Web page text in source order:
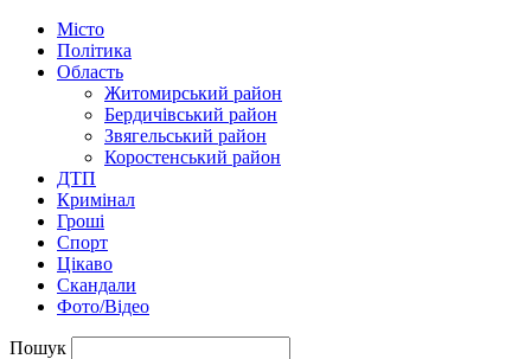
Місто
Політика
Область
Житомирський район
Бердичівський район
Звягельський район
Коростенський район
ДТП
Кримінал
Гроші
Спорт
Цікаво
Скандали
Фото/Відео
Пошук